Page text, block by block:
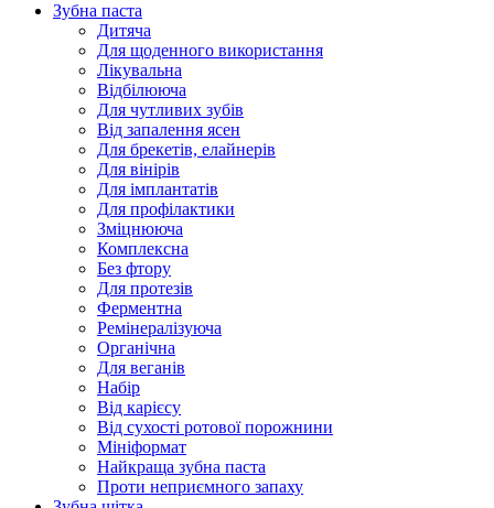
Зубна паста
Дитяча
Для щоденного використання
Лікувальна
Відбілююча
Для чутливих зубів
Від запалення ясен
Для брекетів, елайнерів
Для вінірів
Для імплантатів
Для профілактики
Зміцнююча
Комплексна
Без фтору
Для протезів
Ферментна
Ремінералізуюча
Органічна
Для веганів
Набір
Від карієсу
Від сухості ротової порожнини
Мініформат
Найкраща зубна паста
Проти неприємного запаху